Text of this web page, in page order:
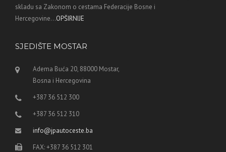
skladu sa Zakonom o cestama Federacije Bosne i
Hercegovine...OPŠIRNIJE
SJEDIŠTE MOSTAR
Adema Buća 20, 88000 Mostar,
Bosna i Hercegovina
+387 36 512 300
+387 36 512 310
info@jpautoceste.ba
FAX: +387 36 512 301